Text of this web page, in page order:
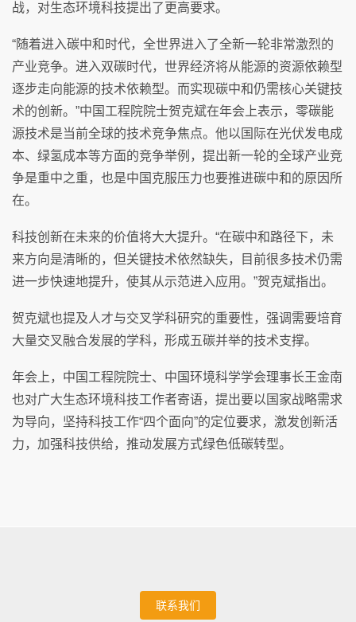
战，对生态环境科技提出了更高要求。
“随着进入碳中和时代，全世界进入了全新一轮非常激烈的
产业竞争。进入双碳时代，世界经济将从能源的资源依赖型
逐步走向能源的技术依赖型。而实现碳中和仍需核心关键技
术的创新。”中国工程院院士贺克斌在年会上表示，零碳能
源技术是当前全球的技术竞争焦点。他以国际在光伏发电成
本、绿氢成本等方面的竞争举例，提出新一轮的全球产业竞
争是重中之重，也是中国克服压力也要推进碳中和的原因所
在。
科技创新在未来的价值将大大提升。“在碳中和路径下，未
来方向是清晰的，但关键技术依然缺失，目前很多技术仍需
进一步快速地提升，使其从示范进入应用。”贺克斌指出。
贺克斌也提及人才与交叉学科研究的重要性，强调需要培育
大量交叉融合发展的学科，形成五碳并举的技术支撑。
年会上，中国工程院院士、中国环境科学学会理事长王金南
也对广大生态环境科技工作者寄语，提出要以国家战略需求
为导向，坚持科技工作“四个面向”的定位要求，激发创新活
力，加强科技供给，推动发展方式绿色低碳转型。
联系我们